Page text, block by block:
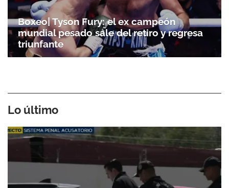
Boxeo| Tyson Fury: el ex campeón
mundial pesado sale del retiro y regresa
triunfante
Lo último